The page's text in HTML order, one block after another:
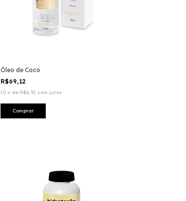
Óleo de Coco
R$69,12
10 x de R$6,91 sem juros